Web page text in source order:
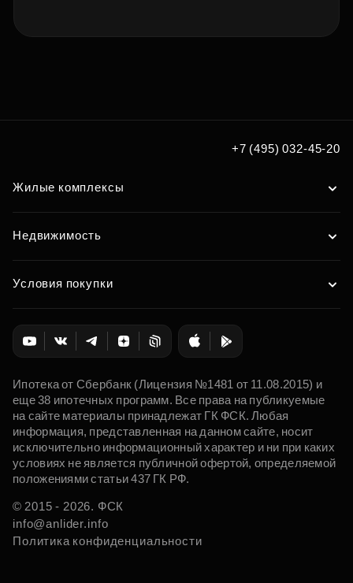
+7 (495) 032-45-20
Жилые комплексы
Недвижимость
Условия покупки
Ипотека от Сбербанк (Лицензия №1481 от 11.08.2015) и
еще 38 ипотечных программ. Все права на публикуемые
на сайте материалы принадлежат ГК ФСК. Любая
информация, представленная на данном сайте, носит
исключительно информационный характер и ни при каких
условиях не является публичной офертой, определяемой
положениями статьи 437 ГК РФ.
© 2015 - 2026. ФСК
info@anlider.info
Политика конфиденциальности